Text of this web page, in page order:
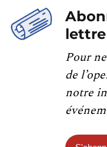
Pour
de
notre